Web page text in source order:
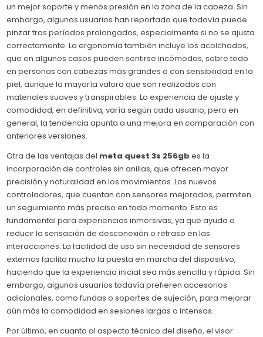
un mejor soporte y menos presión en la zona de la cabeza. Sin
embargo, algunos usuarios han reportado que todavía puede
pinzar tras períodos prolongados, especialmente si no se ajusta
correctamente. La ergonomía también incluye los acolchados,
que en algunos casos pueden sentirse incómodos, sobre todo
en personas con cabezas más grandes o con sensibilidad en la
piel, aunque la mayoría valora que son realizados con
materiales suaves y transpirables. La experiencia de ajuste y
comodidad, en definitiva, varía según cada usuario, pero en
general, la tendencia apunta a una mejora en comparación con
anteriores versiones.
Otra de las ventajas del meta quest 3s 256gb es la
incorporación de controles sin anillas, que ofrecen mayor
precisión y naturalidad en los movimientos. Los nuevos
controladores, que cuentan con sensores mejorados, permiten
un seguimiento más preciso en todo momento. Esto es
fundamental para experiencias inmersivas, ya que ayuda a
reducir la sensación de desconexión o retraso en las
interacciones. La facilidad de uso sin necesidad de sensores
externos facilita mucho la puesta en marcha del dispositivo,
haciendo que la experiencia inicial sea más sencilla y rápida. Sin
embargo, algunos usuarios todavía prefieren accesorios
adicionales, como fundas o soportes de sujeción, para mejorar
aún más la comodidad en sesiones largas o intensas.
Por último, en cuanto al aspecto técnico del diseño, el visor